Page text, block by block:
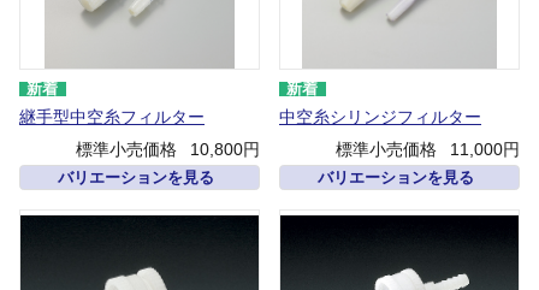
継手型中空糸フィルター
標準小売価格
10,800円
バリエーションを見る
中空糸シリンジフィルター
標準小売価格
11,000円
バリエーションを見る